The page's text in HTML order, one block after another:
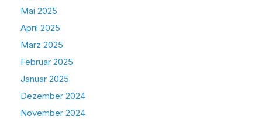
Mai 2025
April 2025
März 2025
Februar 2025
Januar 2025
Dezember 2024
November 2024